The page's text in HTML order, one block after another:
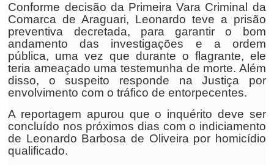
Conforme decisão da Primeira Vara Criminal da
Comarca de Araguari, Leonardo teve a prisão
preventiva decretada, para garantir o bom
andamento das investigações e a ordem
pública, uma vez que durante o flagrante, ele
teria ameaçado uma testemunha de morte. Além
disso, o suspeito responde na Justiça por
envolvimento com o tráfico de entorpecentes.
A reportagem apurou que o inquérito deve ser
concluído nos próximos dias com o indiciamento
de Leonardo Barbosa de Oliveira por homicídio
qualificado.